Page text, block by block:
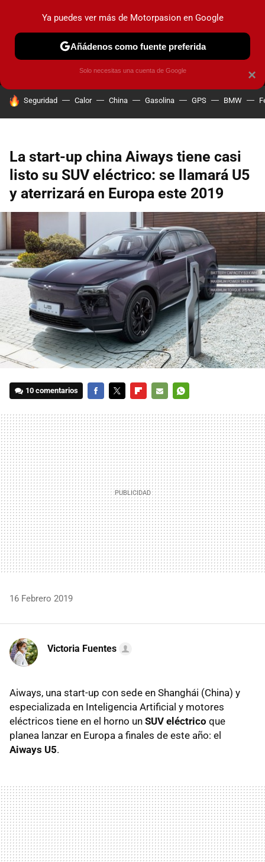
MENÚ NUEVO
COCHES ELÉCTRICOS OBSERVATORIO
HOY SE HABLA DE
Seguridad Calor China Gasolina GPS BMW
La start-up china Aiways tiene casi
listo su SUV eléctrico: se llamará U5
y aterrizará en Europa este 2019
10 comentarios
MAIL
16 Febrero 2019
Victoria Fuentes
Aiways, una start-up con sede en Shanghái (China) y
especializada en Inteligencia Artificial y motores
eléctricos tiene en el horno un SUV eléctrico que
planea lanzar en Europa a finales de este año: el
Aiways U5.
×
Ya puedes ver más de Motorpasion en Google
Añádenos como fuente preferida
Solo necesitas una cuenta de Google